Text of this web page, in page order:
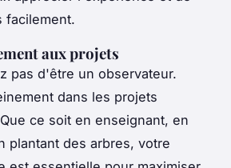
facilement.
aux projets
pas d'être un observateur.
dans les projets
ce soit en enseignant, en
plantant des arbres, votre